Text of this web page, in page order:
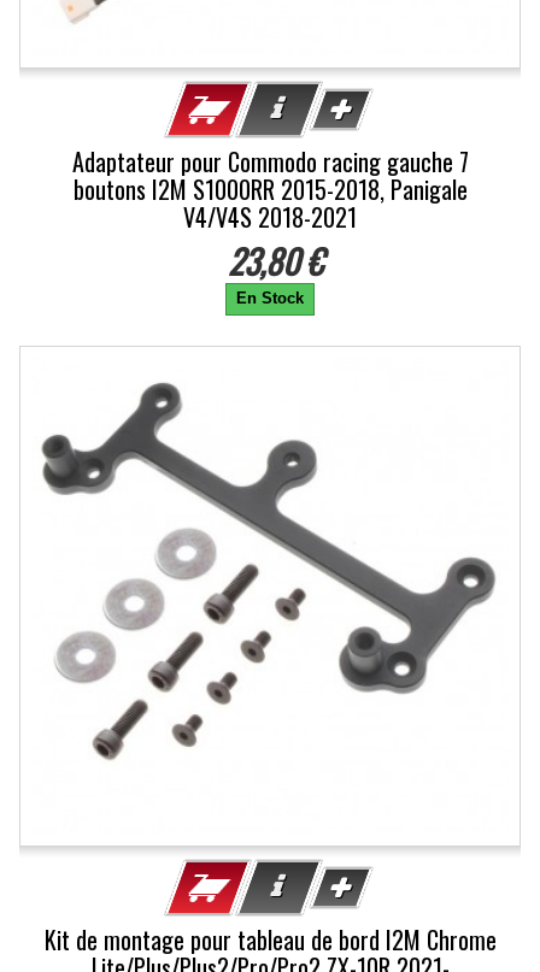
Adaptateur pour Commodo racing gauche 7
boutons I2M S1000RR 2015-2018, Panigale
V4/V4S 2018-2021
23,80 €
En Stock
Kit de montage pour tableau de bord I2M Chrome